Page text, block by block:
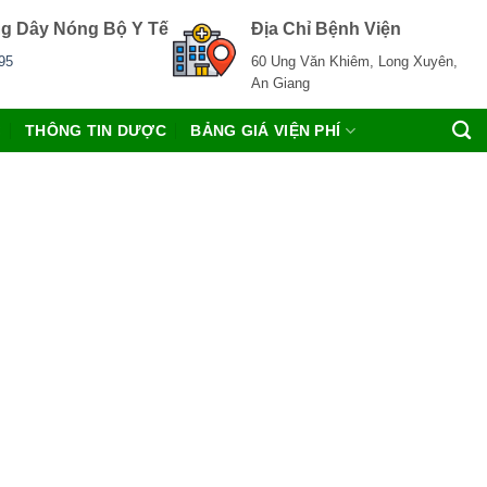
Dây Nóng Bộ Y Tế Địa Chỉ Bệnh Viện
60 Ung Văn Khiêm, Long Xuyên,
An Giang
THÔNG TIN DƯỢC BẢNG GIÁ VIỆN PHÍ